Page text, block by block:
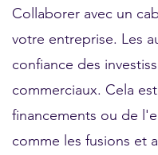
Collaborer avec un
votre entreprise. Les
confiance des
commerciaux. Cela
financements ou de
comme les fusions et